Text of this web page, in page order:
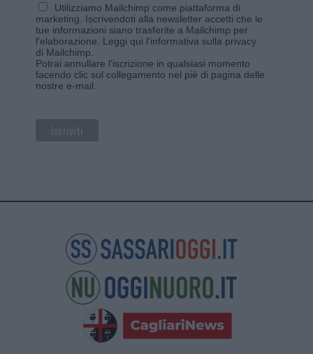
Utilizziamo Mailchimp come piattaforma di
marketing. Iscrivendoti alla newsletter accetti che le
tue informazioni siano trasferite a Mailchimp per
l'elaborazione. Leggi qui l'informativa sulla privacy
di Mailchimp
Potrai annullare l'iscrizione in qualsiasi momento
facendo clic sul collegamento nel piè di pagina delle
nostre e-mail.